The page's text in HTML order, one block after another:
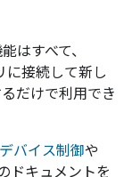
はすべて、
に接続して新し
だけで利用でき
デバイス制御や
ドキュメントを